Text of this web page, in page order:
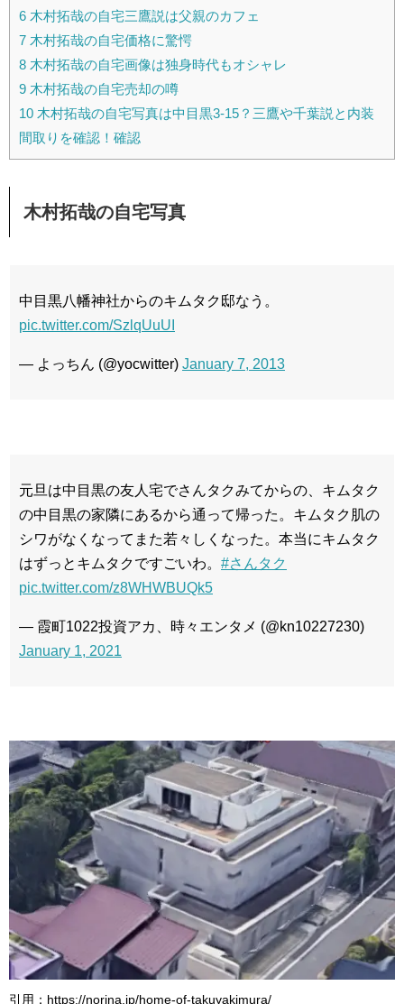
6 木村拓哉の自宅三鷹説は父親のカフェ
7 木村拓哉の自宅価格に驚愕
8 木村拓哉の自宅画像は独身時代もオシャレ
9 木村拓哉の自宅売却の噂
10 木村拓哉の自宅写真は中目黒3-15？三鷹や千葉説と内装
間取りを確認！確認
木村拓哉の自宅写真
中目黒八幡神社からのキムタク邸なう。
pic.twitter.com/SzlqUuUI
— よっちん (@yocwitter) January 7, 2013
元旦は中目黒の友人宅でさんタクみてからの、キムタク
の中目黒の家隣にあるから通って帰った。キムタク肌の
シワがなくなってまた若々しくなった。本当にキムタク
はずっとキムタクですごいわ。 #さんタク
pic.twitter.com/z8WHWBUQk5
— 霞町1022投資アカ、時々エンタメ (@kn10227230)
January 1, 2021
引用：https://norina.jp/home-of-takuyakimura/